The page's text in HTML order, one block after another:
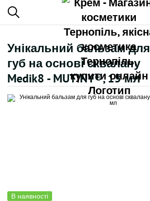
Унікальний бальзам для
губ на основі сквалану
Medik8 - MUTINY®, 15 мл
В наявності